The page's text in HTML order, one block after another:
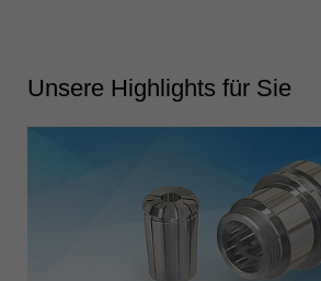
Unsere Highlights für Sie